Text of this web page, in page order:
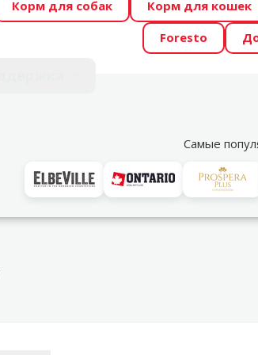
Весь месяц Dino Zoo
Фотоконкурс “GADA ŪSAIŅI”!
Корм для собак Корм для кошек
Foresto
Самые